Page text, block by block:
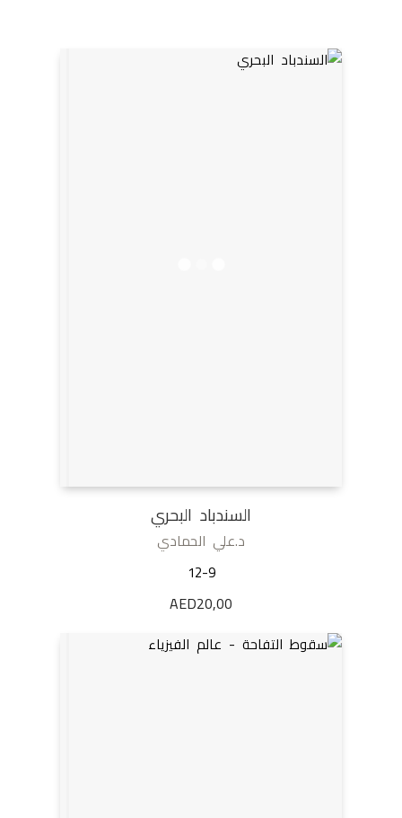
السندباد البحري
د.علي الحمادي
12-9
AED20,00